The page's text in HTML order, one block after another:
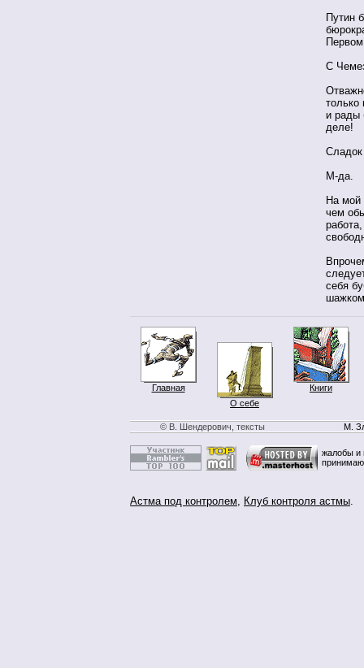
Путин
С
только
и рады
деле!
М-да.
На мой
чем
себя
Главная
О себе
Книги
© В. Шендерович, тексты М.
жалобы и
Астма под контролем, Клуб контроля астмы.